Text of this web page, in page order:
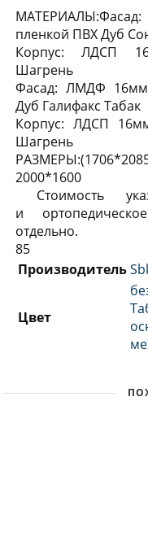
пленкой ПВХ Дуб
Корпус: ЛДСП
Шагрень
Фасад: ЛМДФ
Дуб Галифакс Табак
Корпус: ЛДСП
Шагрень
2000*1600
Стоимость
и
отдельно.
85
Производитель
Цвет